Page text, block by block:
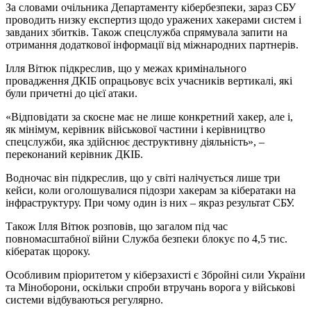
За словами очільника Департаменту кібербезпеки, зараз СБУ
проводить низку експертиз щодо уражених хакерами систем і
завданих збитків. Також спецслужба спрямувала запити на
отримання додаткової інформації від міжнародних партнерів.
Ілля Вітюк підкреслив, що у межах кримінального
провадження ДКІБ опрацьовує всіх учасників вертикалі, які
були причетні до цієї атаки.
«Відповідати за скоєне має не лише конкретний хакер, але і,
як мінімум, керівник військової частини і керівництво
спецслужби, яка здійснює деструктивну діяльність», –
переконаний керівник ДКІБ.
Водночас він підкреслив, що у світі налічується лише три
кейси, коли оголошувалися підозри хакерам за кібератаки на
інфраструктуру. При чому один із них – якраз результат СБУ.
Також Ілля Вітюк розповів, що загалом під час
повномасштабної війни Служба безпеки блокує по 4,5 тис.
кібератак щороку.
Особливим пріоритетом у кіберзахисті є Збройні сили України
та Міноборони, оскільки спроби втручань ворога у військові
системи відбуваються регулярно.